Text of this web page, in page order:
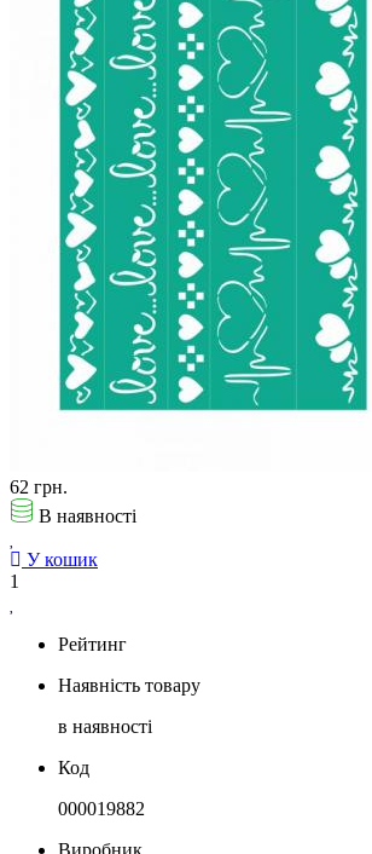
62 грн.
В наявності
У кошик
1
Рейтинг
Наявність товару
в наявності
Код
000019882
Виробник